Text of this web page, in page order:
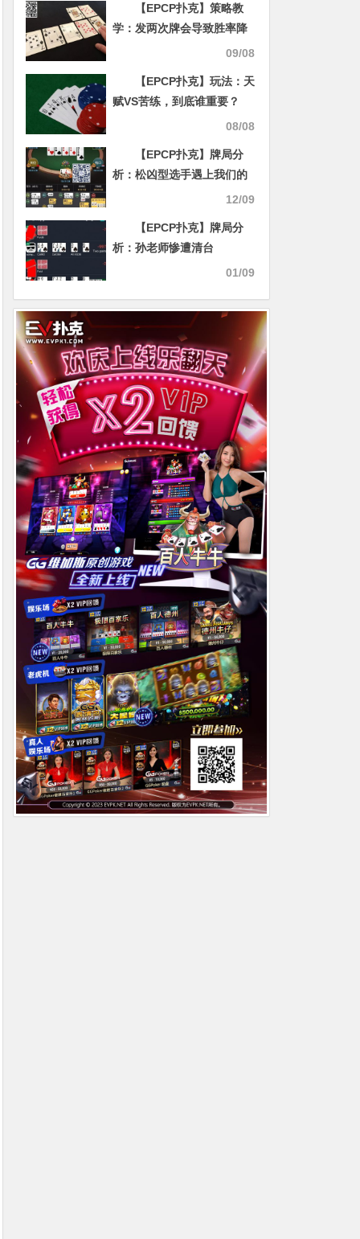
【EPCP扑克】策略教
学：发两次牌会导致胜率降
09/08
【EPCP扑克】玩法：天
赋VS苦练，到底谁重要？
08/08
【EPCP扑克】牌局分
析：松凶型选手遇上我们的
12/09
【EPCP扑克】牌局分
析：孙老师惨遭清台
01/09